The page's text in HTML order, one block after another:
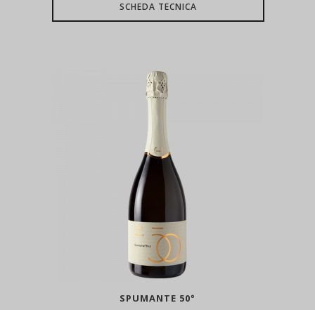
SCHEDA TECNICA
SPUMANTE 50°